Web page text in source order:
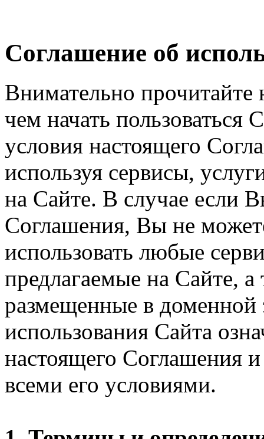
Соглашение об
Внимательно
чем начать
условия настоящего
используя сервисы,
на Сайте. В случае если
Соглашения, Вы не
использовать любые
предлагаемые на Сайте,
размещенные в доменной
использования Сайта
настоящего Соглашения
всеми его условиями.